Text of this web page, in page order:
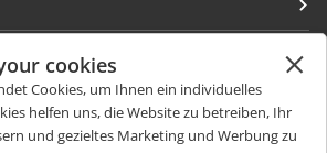
cookies
Cookies, um Ihnen ein individuelles
helfen uns, die Website zu betreiben, Ihr
und gezieltes Marketing und Werbung zu